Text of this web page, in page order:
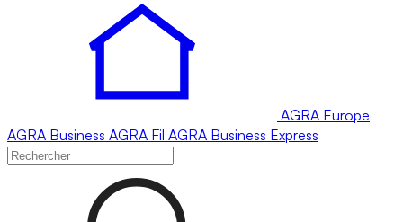
AGRA Europe
AGRA Business AGRA Fil AGRA Business Express